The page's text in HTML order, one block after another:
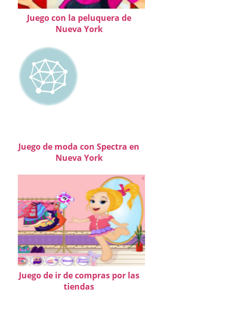
Juego con la peluquera de
Nueva York
Juego de moda con Spectra en
Nueva York
Juego de ir de compras por las
tiendas